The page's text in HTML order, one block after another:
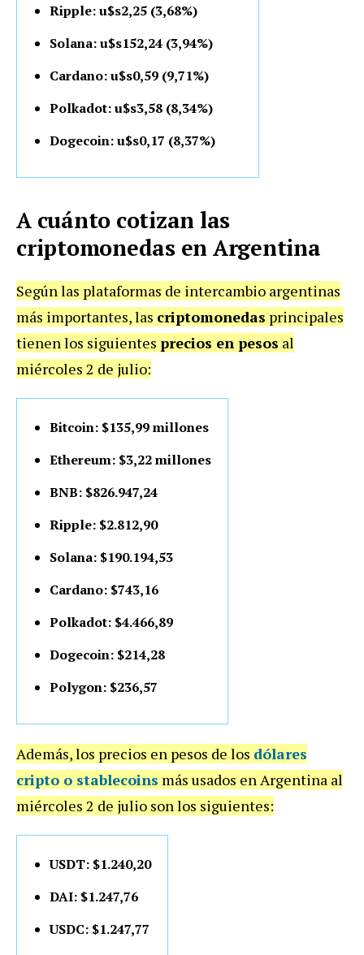
Ripple: u$s2,25 (3,68%)
Solana: u$s152,24 (3,94%)
Cardano: u$s0,59 (9,71%)
Polkadot: u$s3,58 (8,34%)
Dogecoin: u$s0,17 (8,37%)
A cuánto cotizan las
criptomonedas en Argentina
Según las plataformas de intercambio argentinas
más importantes, las criptomonedas principales
tienen los siguientes precios en pesos al
miércoles 2 de julio:
Bitcoin: $135,99 millones
Ethereum: $3,22 millones
BNB: $826.947,24
Ripple: $2.812,90
Solana: $190.194,53
Cardano: $743,16
Polkadot: $4.466,89
Dogecoin: $214,28
Polygon: $236,57
Además, los precios en pesos de los dólares
cripto o stablecoins más usados en Argentina al
miércoles 2 de julio son los siguientes:
USDT: $1.240,20
DAI: $1.247,76
USDC: $1.247,77